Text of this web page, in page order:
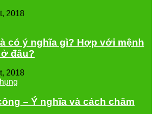
2018
có ý nghĩa gì? Hợp với mệnh
đâu?
2018
– Ý nghĩa và cách chăm